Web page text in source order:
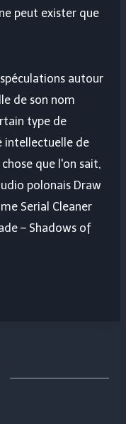
peut exister que
autour
de son nom
type de
intellectuelle de
que l'on sait,
polonais Draw
Serial Cleaner
– Shadows of